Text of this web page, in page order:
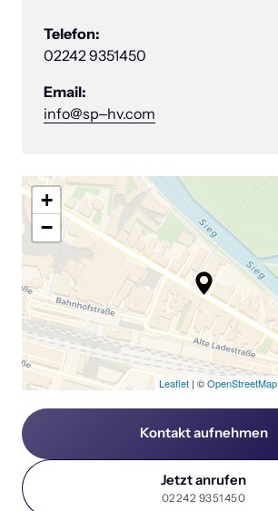
02242 9351450
info@sp‒hv.com
+
−
Leaflet | ©OpenStreetMap
Kontakt aufnehmen
Jetzt anrufen
02242 9351450